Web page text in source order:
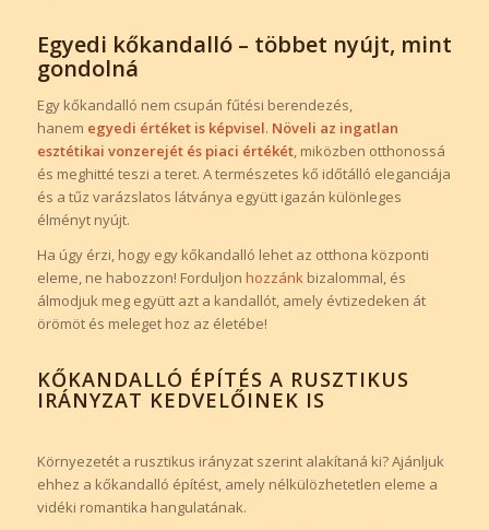
Egyedi kőkandalló – többet nyújt, mint
gondolná
Egy kőkandalló nem csupán fűtési berendezés,
hanem egyedi értéket is képvisel. Növeli az ingatlan
esztétikai vonzerejét és piaci értékét, miközben otthonossá
és meghitté teszi a teret. A természetes kő időtálló eleganciája
és a tűz varázslatos látványa együtt igazán különleges
élményt nyújt.
Ha úgy érzi, hogy egy kőkandalló lehet az otthona központi
eleme, ne habozzon! Forduljon hozzánk bizalommal, és
álmodjuk meg együtt azt a kandallót, amely évtizedeken át
örömöt és meleget hoz az életébe!
KŐKANDALLÓ ÉPÍTÉS A RUSZTIKUS
IRÁNYZAT KEDVELŐINEK IS
Környezetét a rusztikus irányzat szerint alakítaná ki? Ajánljuk
ehhez a kőkandalló építést, amely nélkülözhetetlen eleme a
vidéki romantika hangulatának.